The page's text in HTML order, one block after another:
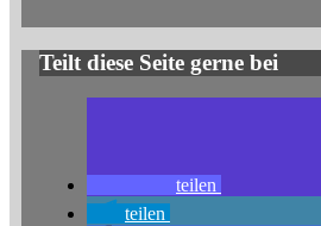
Teilt diese Seite gerne bei
teilen
teilen